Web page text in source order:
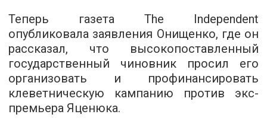
Теперь газета The Independent
опубликовала заявления Онищенко, где он
рассказал, что высокопоставленный
государственный чиновник просил его
организовать и профинансировать
клеветническую кампанию против экс-
премьера Яценюка.